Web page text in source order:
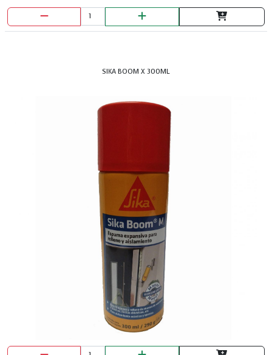
JUEGO DE 3 ALICATES PRETUL
SIKA BOOM X 300ML